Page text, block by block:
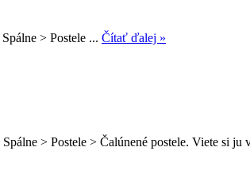
> Postele ... Čítať ďalej »
> Postele > Čalúnené postele. Viete si